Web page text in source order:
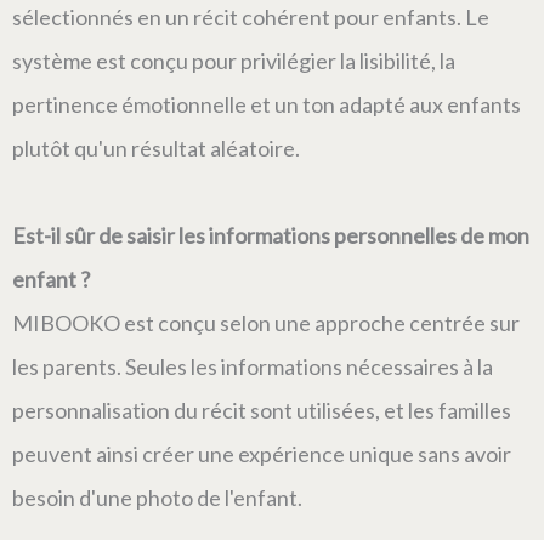
sélectionnés en un récit cohérent pour enfants. Le
système est conçu pour privilégier la lisibilité, la
pertinence émotionnelle et un ton adapté aux enfants
plutôt qu'un résultat aléatoire.
Est-il sûr de saisir les informations personnelles de mon
enfant ?
MIBOOKO est conçu selon une approche centrée sur
les parents. Seules les informations nécessaires à la
personnalisation du récit sont utilisées, et les familles
peuvent ainsi créer une expérience unique sans avoir
besoin d'une photo de l'enfant.